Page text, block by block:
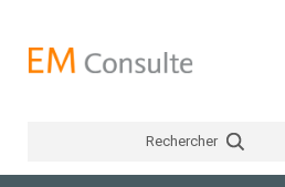
Rechercher